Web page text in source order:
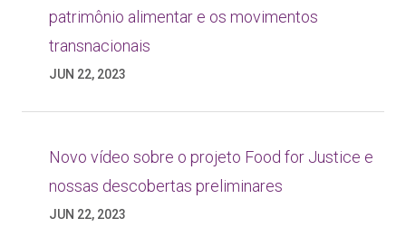
patrimônio alimentar e os movimentos
transnacionais
JUN 22, 2023
Novo vídeo sobre o projeto Food for Justice e
nossas descobertas preliminares
JUN 22, 2023